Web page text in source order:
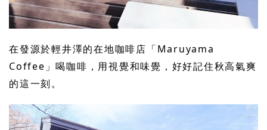
在發源於輕井澤的在地咖啡店「Maruyama
Coffee」喝咖啡，用視覺和味覺，好好記住秋高氣爽
的這一刻。